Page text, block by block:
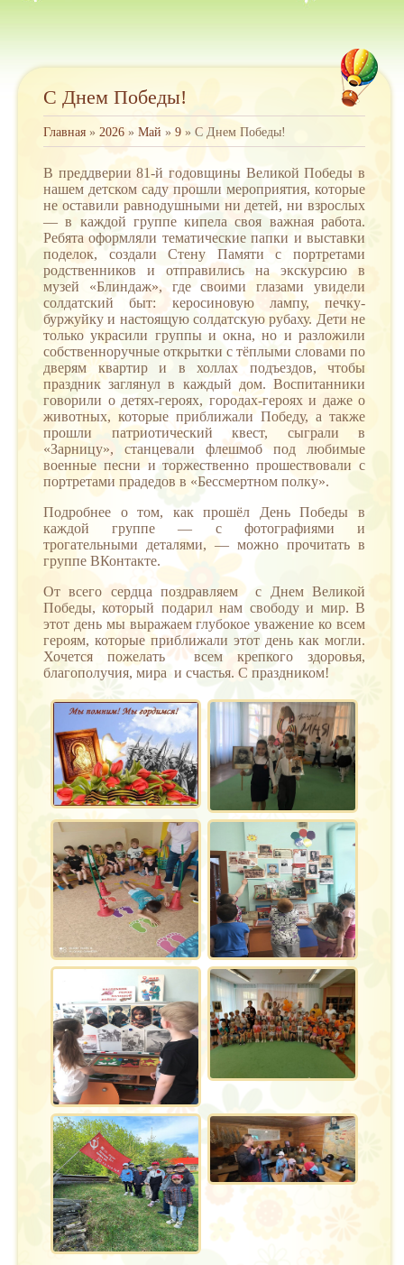
С Днем Победы!
Главная » 2026 » Май » 9 » С Днем Победы!
В преддверии 81-й годовщины Великой Победы в
нашем детском саду прошли мероприятия, которые
не оставили равнодушными ни детей, ни взрослых
— в каждой группе кипела своя важная работа.
Ребята оформляли тематические папки и выставки
поделок, создали Стену Памяти с портретами
родственников и отправились на экскурсию в
музей «Блиндаж», где своими глазами увидели
солдатский быт: керосиновую лампу, печку-
буржуйку и настоящую солдатскую рубаху. Дети не
только украсили группы и окна, но и разложили
собственноручные открытки с тёплыми словами по
дверям квартир и в холлах подъездов, чтобы
праздник заглянул в каждый дом. Воспитанники
говорили о детях-героях, городах-героях и даже о
животных, которые приближали Победу, а также
прошли патриотический квест, сыграли в
«Зарницу», станцевали флешмоб под любимые
военные песни и торжественно прошествовали с
портретами прадедов в «Бессмертном полку».
Подробнее о том, как прошёл День Победы в
каждой группе — с фотографиями и
трогательными деталями, — можно прочитать в
группе ВКонтакте.
От всего сердца поздравляем с Днем Великой
Победы, который подарил нам свободу и мир. В
этот день мы выражаем глубокое уважение ко всем
героям, которые приближали этот день как могли.
Хочется пожелать всем крепкого здоровья,
благополучия, мира и счастья. С праздником!